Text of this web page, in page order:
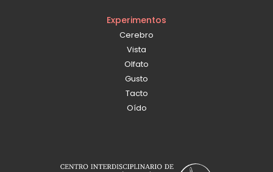
Experimentos
Cerebro
Vista
Olfato
Gusto
Tacto
Oído